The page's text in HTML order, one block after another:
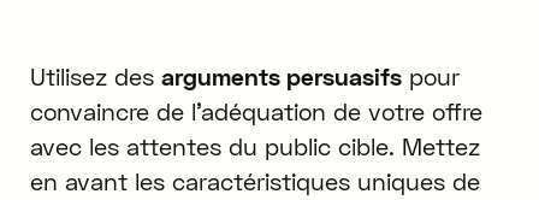
Utilisez des arguments persuasifspour
convaincre de l'adéquation de votre offre
avec les attentes du public cible. Mettez
en avant les caractéristiques uniques de